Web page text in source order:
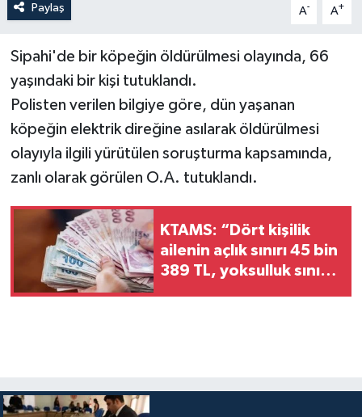
Paylaş A- A+
Sipahi'de bir köpeğin öldürülmesi olayında, 66
yaşındaki bir kişi tutuklandı.
Polisten verilen bilgiye göre, dün yaşanan
köpeğin elektrik direğine asılarak öldürülmesi
olayıyla ilgili yürütülen soruşturma kapsamında,
zanlı olarak görülen O.A. tutuklandı.
KTAMS: “Dört kişilik
ailenin açlık sınırı 45 bin
389 TL, yoksulluk sınırı